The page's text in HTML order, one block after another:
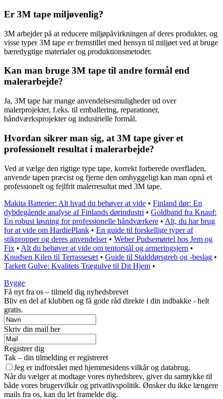
Er 3M tape miljøvenlig?
3M arbejder på at reducere miljøpåvirkningen af deres produkter, og
visse typer 3M tape er fremstillet med hensyn til miljøet ved at bruge
bæredygtige materialer og produktionsmetoder.
Kan man bruge 3M tape til andre formål end
malerarbejde?
Ja, 3M tape har mange anvendelsesmuligheder ud over
malerprojekter, f.eks. til emballering, reparationer,
håndværksprojekter og industrielle formål.
Hvordan sikrer man sig, at 3M tape giver et
professionelt resultat i malerarbejde?
Ved at vælge den rigtige type tape, korrekt forberede overfladen,
anvende tapen præcist og fjerne den omhyggeligt kan man opnå et
professionelt og fejlfrit malerresultat med 3M tape.
Makita Batterier: Alt hvad du behøver at vide • Finland dør: En
dybdegående analyse af Finlands dørindustri • Goldband fra Knauf:
En robust løsning for professionelle håndværkere • Alt, du har brug
for at vide om HardiePlank • En guide til forskellige typer af
stikpropper og deres anvendelser• Weber Pudsemørtel hos Jem og
Fix • Alt du behøver at vide om tentorstål og armeringsjern •
Knudsen Kilen til Terrassesæt • Guide til Stalddørsgreb og -beslag •
Tarkett Gulve: Kvalitets Trægulve til Dit Hjem •
Bygge
Få nyt fra os – tilmeld dig nyhedsbrevet
Bliv en del af klubben og få gode råd direkte i din indbakke - helt
gratis.
Skriv din mail her
Registrer dig
Tak – din tilmelding er registreret
Jeg er indforstået med hjemmesidens vilkår og databrug.
Når du vælger at modtage vores nyhedsbrev, giver du samtykke til
både vores brugervilkår og privatlivspolitik. Ønsker du ikke længere
mails fra os, kan du let framelde dig.